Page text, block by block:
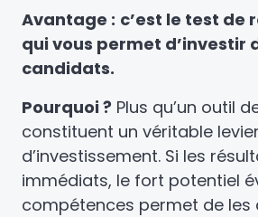
Avantage : c’est le test de
qui vous permet d’investir
candidats.
Pourquoi ? Plus qu’un outil
constituent un véritable levier
d’investissement. Si les
immédiats, le fort potentiel
compétences permet de les